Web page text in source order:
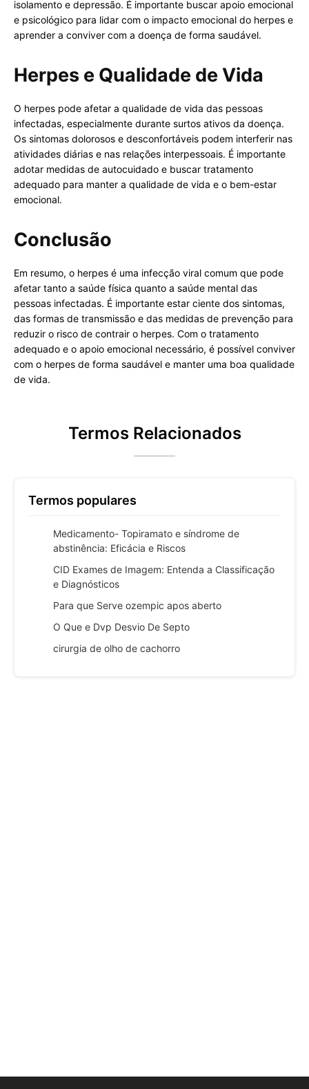
isolamento e depressão. É importante buscar apoio emocional
e psicológico para lidar com o impacto emocional do herpes e
aprender a conviver com a doença de forma saudável.
Herpes e Qualidade de Vida
O herpes pode afetar a qualidade de vida das pessoas
infectadas, especialmente durante surtos ativos da doença.
Os sintomas dolorosos e desconfortáveis podem interferir nas
atividades diárias e nas relações interpessoais. É importante
adotar medidas de autocuidado e buscar tratamento
adequado para manter a qualidade de vida e o bem-estar
emocional.
Conclusão
Em resumo, o herpes é uma infecção viral comum que pode
afetar tanto a saúde física quanto a saúde mental das
pessoas infectadas. É importante estar ciente dos sintomas,
das formas de transmissão e das medidas de prevenção para
reduzir o risco de contrair o herpes. Com o tratamento
adequado e o apoio emocional necessário, é possível conviver
com o herpes de forma saudável e manter uma boa qualidade
de vida.
Termos Relacionados
Termos populares
Medicamento- Topiramato e síndrome de
abstinência: Eficácia e Riscos
CID Exames de Imagem: Entenda a Classificação
e Diagnósticos
Para que Serve ozempic apos aberto
O Que e Dvp Desvio De Septo
cirurgia de olho de cachorro